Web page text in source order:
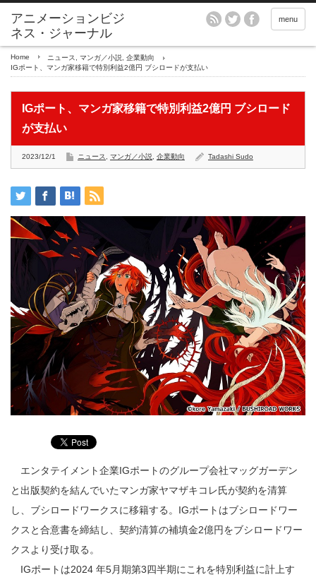
アニメーションビジ
ネス・ジャーナル
menu
Home ニュース マンガ／小説
企業動向
IGポート、マンガ家移籍で特別利益2億円 ブシロードが支払い
IGポート、マンガ家移籍で特別利益2億円 ブシロード
が支払い
2023/12/1 ニュース マンガ／小説 企業動向 Tadashi Sudo
エンタテイメント企業IGポートのグループ会社マッグガーデン
と出版契約を結んでいたマンガ家ヤマザキコレ氏が契約を清算
し、ブシロードワークスに移籍する。IGポートはブシロードワー
クスと合意書を締結し、契約清算の補填金2億円をブシロードワー
クスより受け取る。
IGポートは2024 年5月期第3四半期にこれを特別利益に計上す